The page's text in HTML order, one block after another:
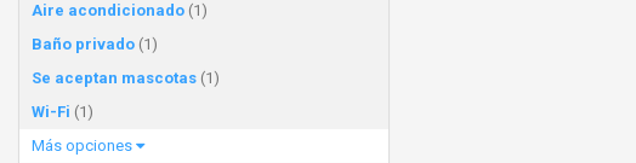
Aire acondicionado (1)
Baño privado (1)
Se aceptan mascotas (1)
Wi-Fi (1)
Más opciones